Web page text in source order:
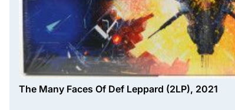
The Many Faces Of Def Leppard (2LP), 2021